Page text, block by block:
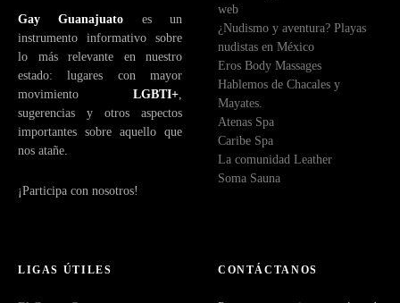
Gay Guanajuato es un
instrumento informativo sobre
lo más relevante en nuestro
estado: lugares con mayor
movimiento LGBTI+
sugerencias y otros aspectos
importantes sobre aquello que
nos atañe.
¡Participa con nosotros!
web
¿Nudismo y aventura? Playas
nudistas en México
Eros Body Massages
Hablemos de Chacales y
Mayates.
Atenas Spa
Caribe Spa
La comunidad Leather
Soma Sauna
LIGAS ÚTILES CONTÁCTANOS